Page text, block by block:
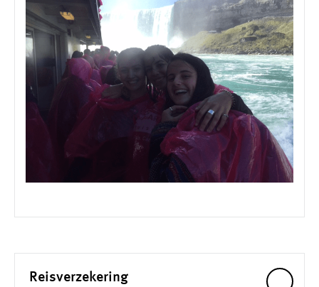
Reisverzekering